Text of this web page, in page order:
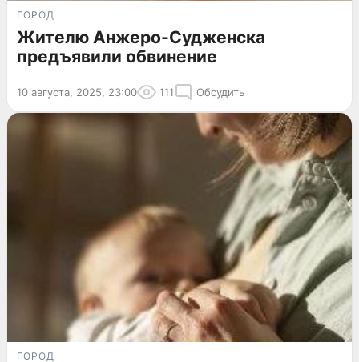
ГОРОД
Жителю Анжеро-Судженска
предъявили обвинение
10 августа, 2025, 23:00 111 Обсудить
ГОРОД